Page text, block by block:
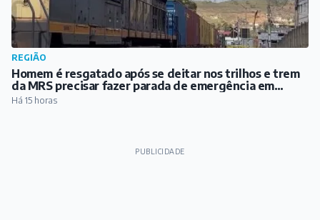
REGIÃO
Homem é resgatado após se deitar nos trilhos e trem
da MRS precisar fazer parada de emergência em
Santos Dumont
Há 15 horas
PUBLICIDADE